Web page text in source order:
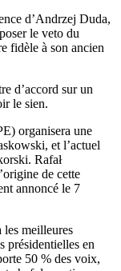
d’Andrzej Duda,
le veto du
fidèle à son ancien
d’accord sur un
le sien.
organisera une
et l’actuel
Rafał
de cette
annoncé le 7
meilleures
présidentielles en
50 % des voix,